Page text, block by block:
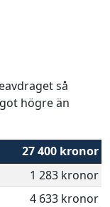
så
högre än
27 400 kronor
1 283 kronor
4 633 kronor